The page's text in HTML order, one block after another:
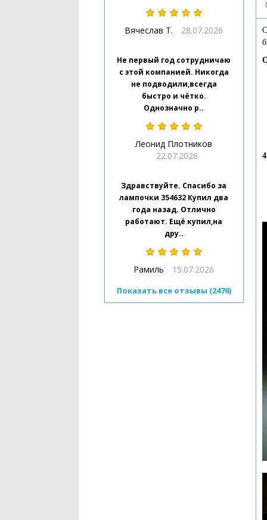
Вячеслав Т. 28.07.2026
Не первый год сотрудничаю
с этой компанией. Никогда
не подводили,всегда
быстро и чётко.
Однозначно р..
Леонид Плотников
22.07.2026
Здравствуйте. Спасибо за
лампочки 354632 Купил два
года назад. Отлично
работают. Ещё купил,на
дру..
Рамиль 15.07.2026
Показать все отзывы (2476)